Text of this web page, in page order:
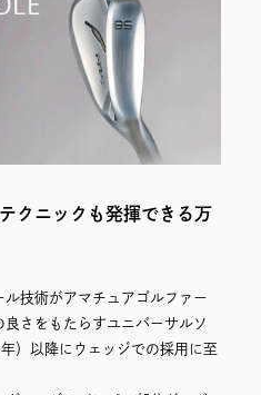
クニックも発揮できる万
技術がアマチュアゴルファー
さをもたらすユニバーサルソ
）以降にウェッジでの採用に至